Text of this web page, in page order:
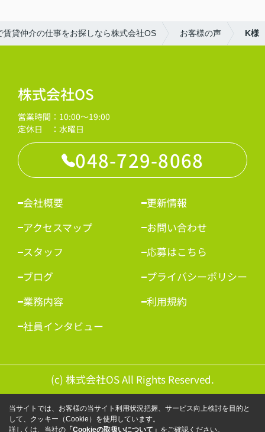
賃貸仲介の仕事をお探しなら株式会社OS お客様の声 K様
株式会社OS
営業時間：10:00～19:00
定休日 ：水曜日
048-729-8068
会社概要
アクセスマップ
スタッフ
ブログ
業務内容
社員インタビュー
更新情報
お問い合わせ
応募はこちら
プライバシーポリシー
利用規約
(c) 株式会社OS All Rights Reserved.
当サイトでは、お客様の当サイト利用状況把握、サービス向上検討を目的と
して、クッキー（Cookie）を使用しています。
詳しくは、当社の 「Cookieの取扱いについて」 をご確認ください。